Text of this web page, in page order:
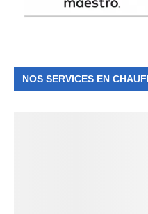
NOS SERVICES EN